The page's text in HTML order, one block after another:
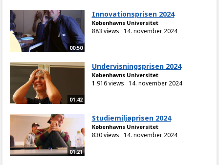
00:50
Innovationsprisen 2024
Københavns Universitet
883 views 14. november 2024
01:42
Undervisningsprisen 2024
Københavns Universitet
1.916 views 14. november 2024
01:21
Studiemiljøprisen 2024
Københavns Universitet
830 views 14. november 2024